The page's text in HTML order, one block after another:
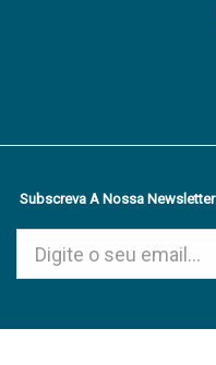
Subscreva A Nossa Newsletter